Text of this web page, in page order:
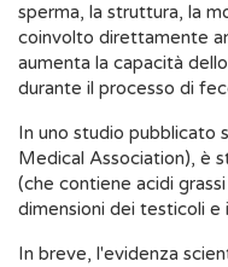
sperma, la struttura, la
coinvolto direttamente
aumenta la capacità
durante il processo di
In uno studio pubblicato
Medical Association), è
(che contiene acidi
dimensioni dei testicoli e
In breve, l'evidenza